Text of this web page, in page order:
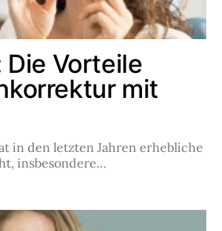
Die Vorteile
mit
in den letzten Jahren erhebliche
insbesondere…